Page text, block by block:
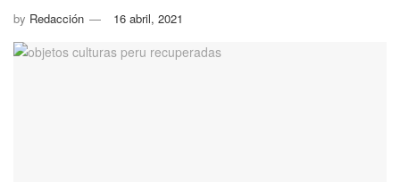
by Redacción 16 abril, 2021